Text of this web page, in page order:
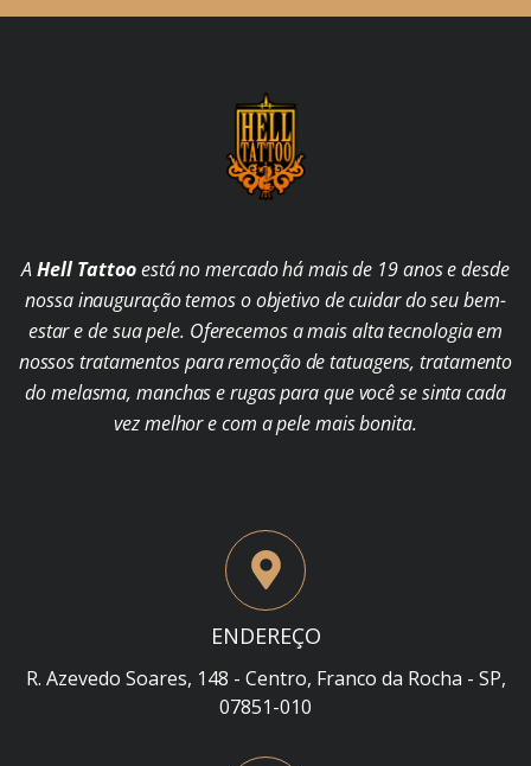
AHell Tattooestá no mercado há mais de 19 anos e desde
nossa inauguração temos o objetivo de cuidar do seu bem-
estar e de sua pele. Oferecemos a mais alta tecnologia em
nossos tratamentos para remoção de tatuagens, tratamento
do melasma, manchas e rugas para que você se sinta cada
vez melhor e com a pele mais bonita.
ENDEREÇO
R. Azevedo Soares, 148 - Centro, Franco da Rocha - SP,
07851-010